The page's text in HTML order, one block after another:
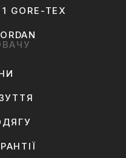
GORE-TEX